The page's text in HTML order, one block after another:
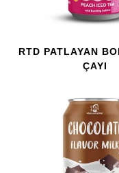
RTD PATLAYAN
ÇAYI